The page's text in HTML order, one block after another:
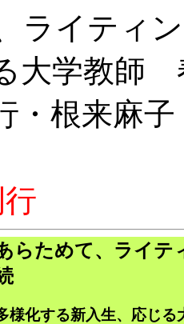
ライティ
大学教師
・根来麻
らためて、ライテ
様化する新入生、応じる